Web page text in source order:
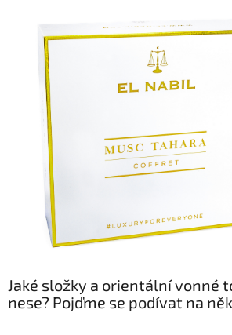
Jaké složky a orientální vonné
nese? Pojďme se podívat na